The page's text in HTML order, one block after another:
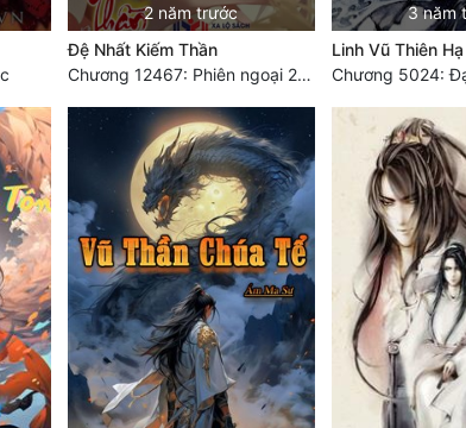
2 năm trước
Đệ Nhất Kiếm Thần
Chương 12467: Phiên ngoại 20: Sinh nhật vui vẻ - Hoàn
3 năm
Linh Vũ Thiên Hạ
Chương 5024: